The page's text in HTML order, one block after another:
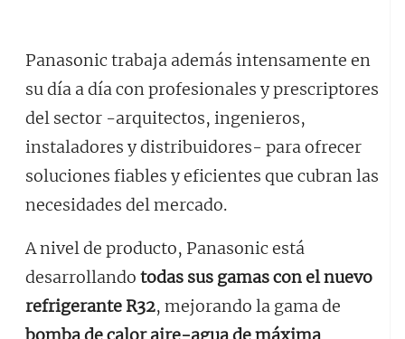
Panasonic trabaja además intensamente en
su día a día con profesionales y prescriptores
del sector -arquitectos, ingenieros,
instaladores y distribuidores- para ofrecer
soluciones fiables y eficientes que cubran las
necesidades del mercado.
A nivel de producto, Panasonic está
desarrollando todas sus gamas con el nuevo
refrigerante R32, mejorando la gama de
bomba de calor aire-agua de máxima